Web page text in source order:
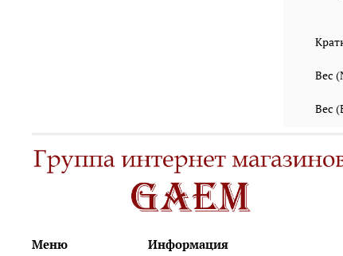
Вес
Вес
Меню Информация